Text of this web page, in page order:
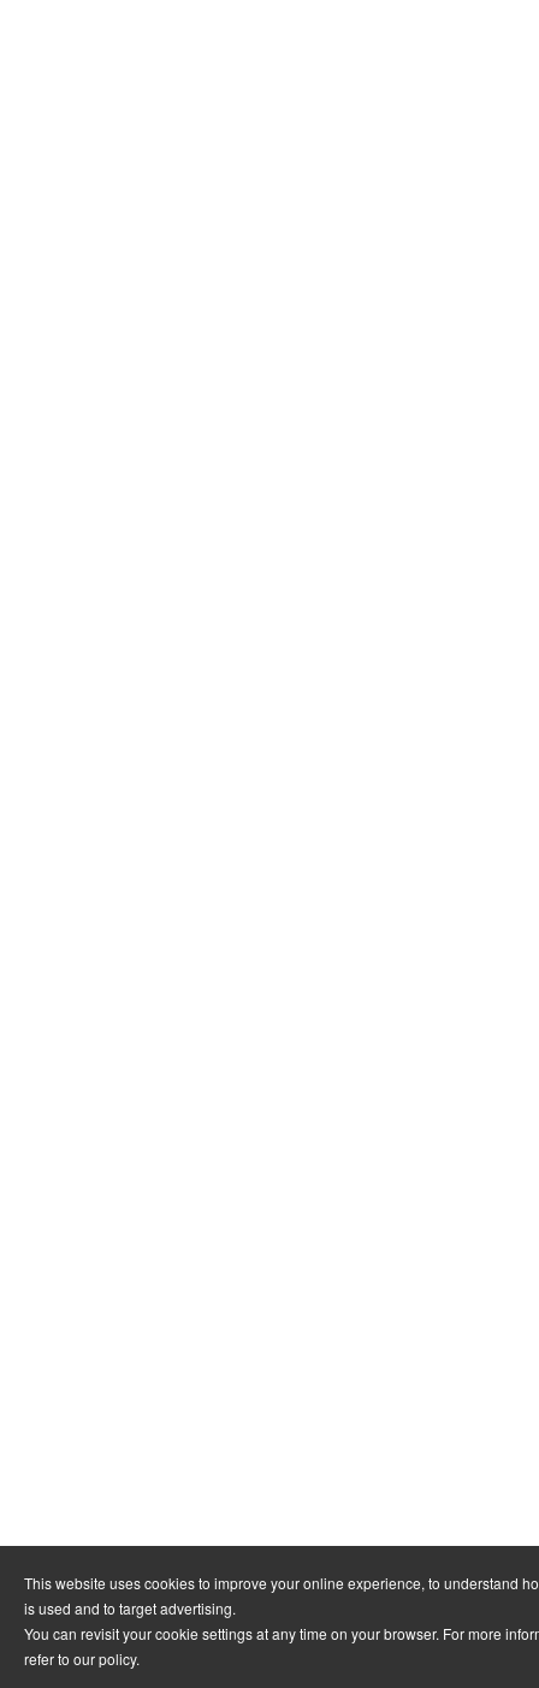
This website uses cookies to improve your online experience, to understand
is used and to target advertising.
You can revisit your cookie settings at any time on your browser. For more
refer to our policy.